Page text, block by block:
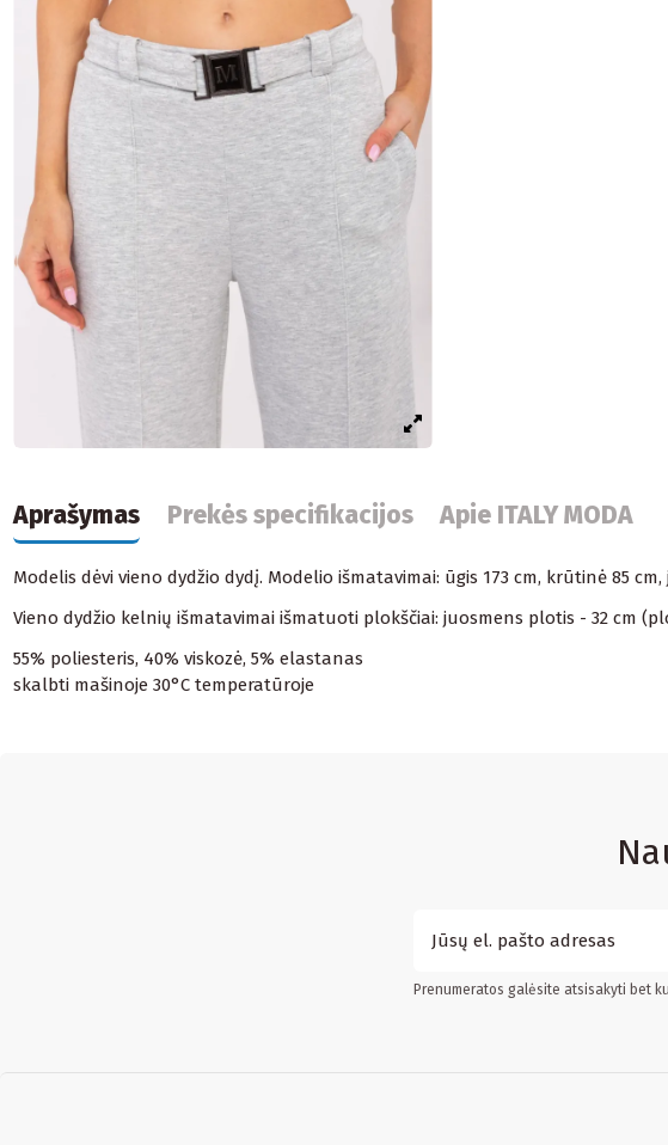
Aprašymas Prekės specifikacijos Apie ITALY MODA
Modelis dėvi vieno dydžio dydį. Modelio išmatavimai: ūgis 173 cm, krūtinė 85
Vieno dydžio kelnių išmatavimai išmatuoti plokščiai: juosmens plotis - 32 cm
55% poliesteris, 40% viskozė, 5% elastanas
skalbti mašinoje 30°C temperatūroje
Prenumeratos galėsite atsisakyti bet